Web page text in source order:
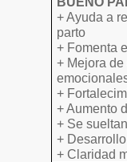
+ Ayuda a
parto
+ Fomenta
+ Mejora
+
+ Aumento
+ Se
+
+ Claridad